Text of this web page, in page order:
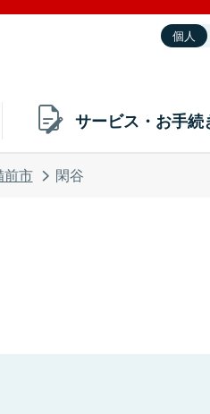
個人
サービス・お手続
前市 閑谷